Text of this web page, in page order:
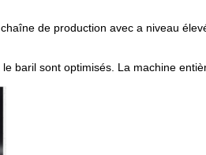
de production avec a niveau
baril sont optimisés. La machine